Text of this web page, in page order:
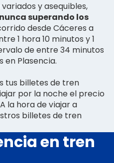
y asequibles,
superando los
desde Cáceres a
1 hora 10 minutos y 1
de entre 34 minutos
en Plasencia.
tus billetes de tren
por la noche el precio
la hora de viajar a
billetes de tren
en tren